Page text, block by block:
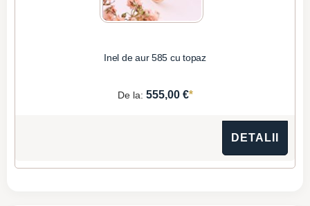
Inel de aur 585 cu topaz
De la: 555,00 €*
DETALII